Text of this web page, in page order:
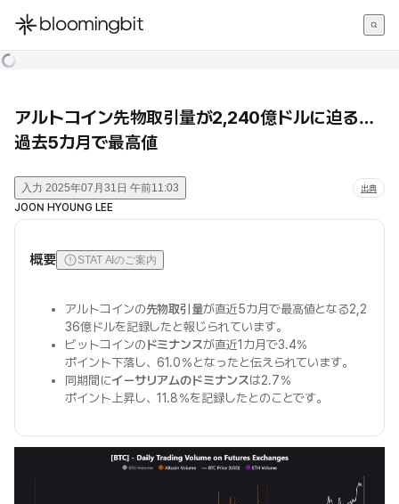
한국어
アルトコイン先物取引量が2,240億ドルに迫る…
過去5カ月で最高値
入力 2025年07月31日 午前11:03 出典
JOON HYOUNG LEE
概要 STAT AIのご案内
アルトコインの先物取引量が直近5カ月で最高値となる2,2
36億ドルを記録したと報じられています。
ビットコインのドミナンスが直近1カ月で3.4％
ポイント下落し、61.0％となったと伝えられています。
同期間にイーサリアムのドミナンスは2.7％
ポイント上昇し、11.8％を記録したとのことです。